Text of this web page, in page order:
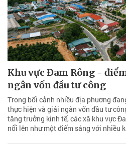
Khu vực Đam Rông -
ngân vốn đầu tư công
Trong bối cảnh nhiều địa phương
thực hiện và giải ngân vốn đầu tư
tăng trưởng kinh tế, các xã khu vực
nổi lên như một điểm sáng với nhiều